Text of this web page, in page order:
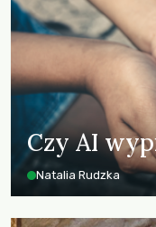
Czy AI
Natalia Rudzka